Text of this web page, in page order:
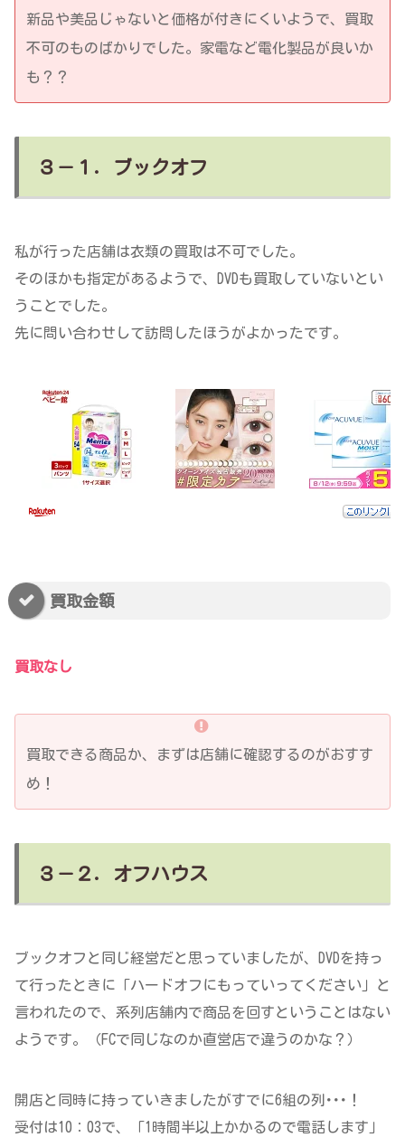
新品や美品じゃないと価格が付きにくいようで、買取
不可のものばかりでした。家電など電化製品が良いか
も？？
３－１．ブックオフ
私が行った店舗は衣類の買取は不可でした。
そのほかも指定があるようで、DVDも買取していないとい
うことでした。
先に問い合わせして訪問したほうがよかったです。
買取金額
買取なし
買取できる商品か、まずは店舗に確認するのがおすす
め！
３－２．オフハウス
ブックオフと同じ経営だと思っていましたが、DVDを持っ
て行ったときに「ハードオフにもっていってください」と
言われたので、系列店舗内で商品を回すということはない
ようです。（FCで同じなのか直営店で違うのかな？）
開店と同時に持っていきましたがすでに6組の列･･･！
受付は10：03で、「1時間半以上かかるので電話します」